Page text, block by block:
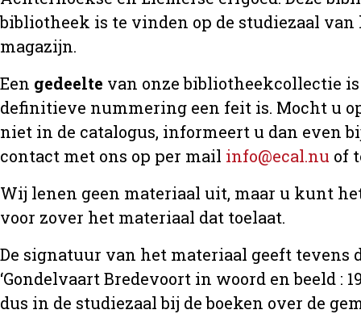
bibliotheek is te vinden op de studiezaal
magazijn.
Een gedeelte van onze bibliotheekcollectie
definitieve nummering een feit is. Mocht u
niet in de catalogus, informeert u dan even
contact met ons op per mail info@ecal.nu of
Wij lenen geen materiaal uit, maar u kunt
voor zover het materiaal dat toelaat.
De signatuur van het materiaal geeft tevens
‘Gondelvaart Bredevoort in woord en beeld :
dus in de studiezaal bij de boeken over de